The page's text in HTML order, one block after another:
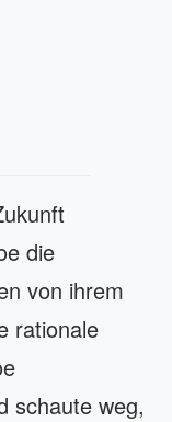
die
von ihrem
rationale
schaute weg,